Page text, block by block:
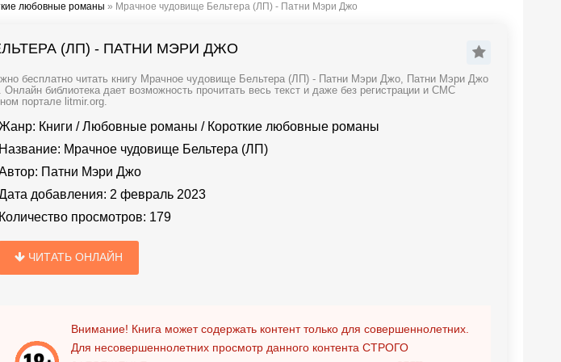
любовные романы » Мрачное чудовище Бельтера (ЛП) - Патни Мэри Джо
(ЛП) - ПАТНИ МЭРИ ДЖО
бесплатно читать книгу Мрачное чудовище Бельтера (ЛП) - Патни Мэри Джо, Патни Мэри Джо
библиотека дает возможность прочитать весь текст и даже без регистрации и СМС
портале litmir.org.
Книги /Любовные романы / Короткие любовные романы
Название: Мрачное чудовище Бельтера (ЛП)
Патни Мэри Джо
добавления: 2 февраль 2023
Количество просмотров: 179
ЧИТАТЬ ОНЛАЙН
Внимание! Книга может содержать контент только для совершеннолетних.
Для несовершеннолетних просмотр данного контента СТРОГО